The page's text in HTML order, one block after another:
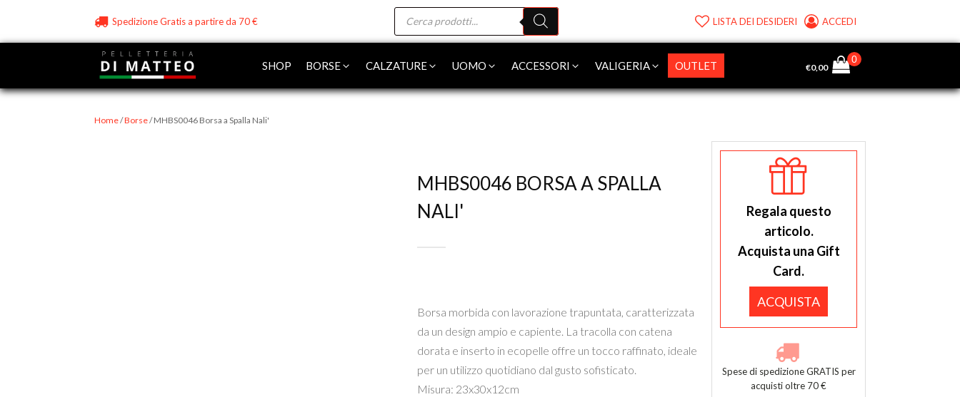
Spedizione Gratis a partire da 70 €
Products
search
LISTA DEI DESIDERI ACCEDI
SHOP BORSE CALZATURE UOMO ACCESSORI VALIGERIA OUTLET €0,00
Home/Borse/ MHBS0046 Borsa a Spalla Nali'
MHBS0046 BORSA A SPALLA
NALI'
Borsa morbida con lavorazione trapuntata, caratterizzata
da un design ampio e capiente. La tracolla con catena
dorata e inserto in ecopelle offre un tocco raffinato, ideale
per un utilizzo quotidiano dal gusto sofisticato.
Misura: 23x30x12cm
Regala questo
articolo.
Acquista una Gift
Card.
ACQUISTA
Spese di spedizione GRATIS per
acquisti oltre 70 €